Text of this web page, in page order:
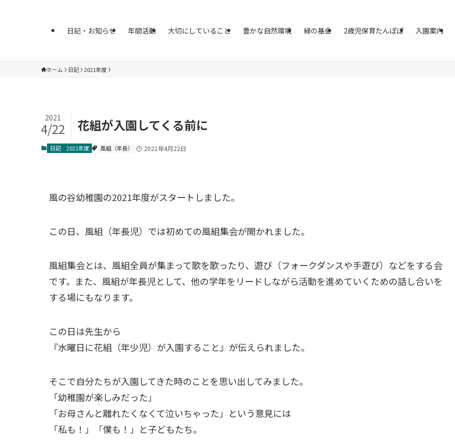
日記・お知らせ 年間活動 大切にしていること 豊かな自然環境 緑の基金 2歳児保育たんぽぽ 入園案内
ホーム 日記 2021年度
花組が入園してくる前に
2021
4/22
日記 2021年度 風組（年長） 2021年4月22日
風の谷幼稚園の2021年度がスタートしました。
この日、風組（年長児）では初めての風組集会が開かれました。
風組集会とは、風組全員が集まって歌を歌ったり、遊び（フォークダンスや手遊び）などをする会
です。また、風組が年長児として、他の学年をリードしながら活動を進めていくための話し合いを
する場にもなります。
この日は先生から
『水曜日に花組（年少児）が入園すること』が伝えられました。
そこで自分たちが入園してきた時のことを思い出してみました。
「幼稚園が楽しみだった」
「お母さんと離れたくなくて泣いちゃった」という意見には
「私も！」「僕も！」と子どもたち。